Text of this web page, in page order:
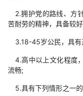
2.拥护党的路线、方
苦耐劳的精神，具备较
3.18-45岁公民，具有
4.高中以上文化程度
流畅;
5.具有下列情形之一